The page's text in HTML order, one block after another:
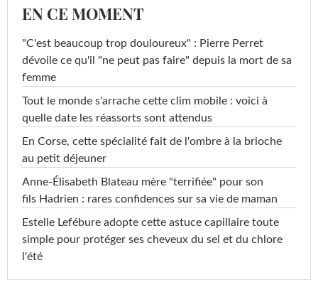
EN CE MOMENT
"C'est beaucoup trop douloureux" : Pierre Perret
dévoile ce qu'il "ne peut pas faire" depuis la mort de sa
femme
Tout le monde s'arrache cette clim mobile : voici à
quelle date les réassorts sont attendus
En Corse, cette spécialité fait de l'ombre à la brioche
au petit déjeuner
Anne-Élisabeth Blateau mère "terrifiée" pour son
fils Hadrien : rares confidences sur sa vie de maman
Estelle Lefébure adopte cette astuce capillaire toute
simple pour protéger ses cheveux du sel et du chlore
l'été